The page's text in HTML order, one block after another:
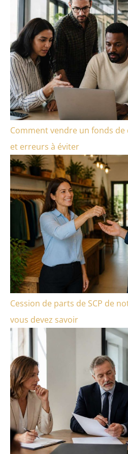
Comment vendre un fonds de
et erreurs à éviter
Cession de parts de SCP de
vous devez savoir